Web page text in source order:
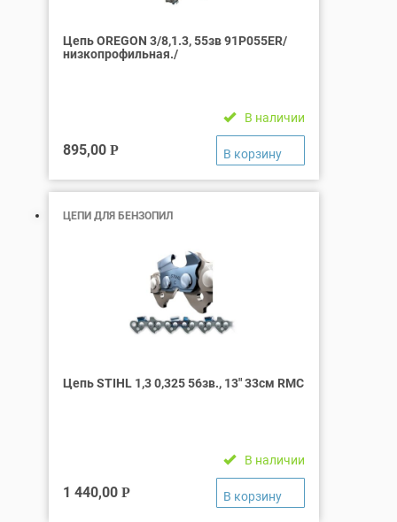
Цепь OREGON 3/8,1.3, 55зв 91P055ER/
низкопрофильная./
В наличии
895,00 Р
ЦЕПИ ДЛЯ БЕНЗОПИЛ
Цепь STIHL 1,3 0,325 56зв., 13″ 33см RMC
В наличии
1 440,00 Р